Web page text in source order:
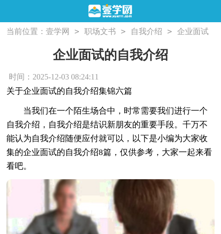
当前位置：壹学网 > 职场文书 > 自我介绍 >
企业面试
企业面试的自我介绍
时间：2025-12-03 08:24:11
关于企业面试的自我介绍集锦六篇
当我们在一个陌生场合中，时常需要我们进行一个
自我介绍，自我介绍是结识新朋友的重要手段。千万不
能认为自我介绍随便应付就可以，以下是小编为大家收
集的企业面试的自我介绍8篇，仅供参考，大家一起来看
看吧。